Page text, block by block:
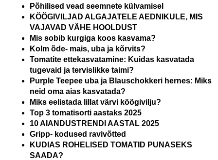
Põhilised vead seemnete külvamisel
KÖÖGIVILJAD ALGAJATELE AEDNIKULE, MIS
VAJAVAD VÄHE HOOLDUST
Mis sobib kurgiga koos kasvama?
Kolm õde- mais, uba ja kõrvits?
Tomatite ettekasvatamine: Kuidas kasvatada
tugevaid ja tervislikke taimi?
Purple Teepee uba ja Blauschokkeri hernes: Miks
neid oma aias kasvatada?
Miks eelistada lillat värvi köögivilju?
Top 3 tomatisorti aastaks 2025
10 AIANDUSTRENDI AASTAL 2025
Gripp- kodused ravivõtted
KUDIAS ROHELISED TOMATID PUNASEKS
SAADA?